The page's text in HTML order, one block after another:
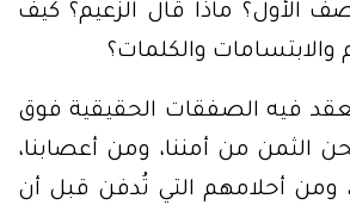
ماذا قال الزعيم؟ كيف
والكلمات؟
فيه الصفقات الحقيقية فوق
الثمن من أمننا، ومن أعصابنا،
ومن أحلامهم التي تُدفن قبل أن